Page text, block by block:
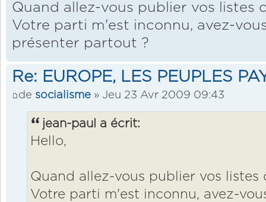
Quand allez-vous publier vos listes
Votre parti m'est inconnu, avez-
présenter partout ?
Re: EUROPE, LES PEUPLES
de socialisme » Jeu 23 Avr 2009 09:43
jean-paul a écrit:
Hello,
Quand allez-vous publier vos
Votre parti m'est inconnu, avez-